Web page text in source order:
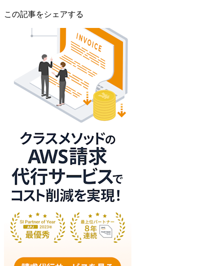
この記事をシェアする